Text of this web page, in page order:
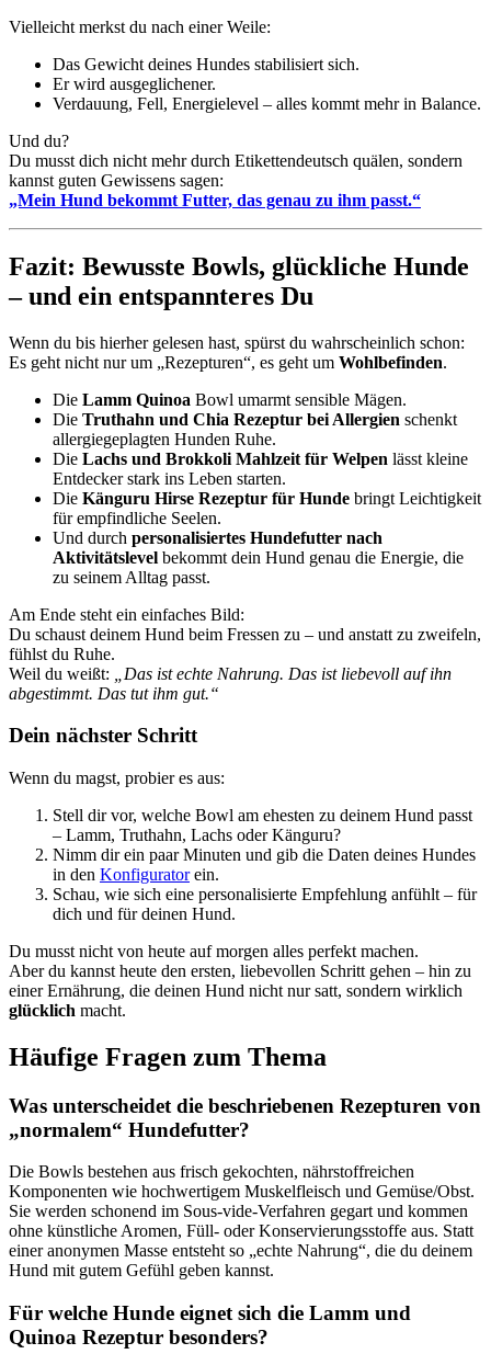
Vielleicht merkst du nach einer Weile:
Das Gewicht deines Hundes stabilisiert sich.
Er wird ausgeglichener.
Verdauung, Fell, Energielevel – alles kommt mehr in Balance.
Und du?
Du musst dich nicht mehr durch Etikettendeutsch quälen, sondern
kannst guten Gewissens sagen:
„Mein Hund bekommt Futter, das genau zu ihm passt.“
Fazit: Bewusste Bowls, glückliche Hunde
– und ein entspannteres Du
Wenn du bis hierher gelesen hast, spürst du wahrscheinlich schon:
Es geht nicht nur um „Rezepturen“, es geht um Wohlbefinden.
Die Lamm Quinoa Bowl umarmt sensible Mägen.
Die Truthahn und Chia Rezeptur bei Allergien schenkt
allergiegeplagten Hunden Ruhe.
Die Lachs und Brokkoli Mahlzeit für Welpen lässt kleine
Entdecker stark ins Leben starten.
Die Känguru Hirse Rezeptur für Hunde bringt Leichtigkeit
für empfindliche Seelen.
Und durch personalisiertes Hundefutter nach
Aktivitätslevel bekommt dein Hund genau die Energie, die
zu seinem Alltag passt.
Am Ende steht ein einfaches Bild:
Du schaust deinem Hund beim Fressen zu – und anstatt zu zweifeln,
fühlst du Ruhe.
Weil du weißt:
„Das ist echte Nahrung. Das ist liebevoll auf ihn
abgestimmt. Das tut ihm gut.“
Dein nächster Schritt
Wenn du magst, probier es aus:
Stell dir vor, welche Bowl am ehesten zu deinem Hund passt
– Lamm, Truthahn, Lachs oder Känguru?
Nimm dir ein paar Minuten und gib die Daten deines Hundes
in den Konfiguratorein.
Schau, wie sich eine personalisierte Empfehlung anfühlt – für
dich und für deinen Hund.
Du musst nicht von heute auf morgen alles perfekt machen.
Aber du kannst heute den ersten, liebevollen Schritt gehen – hin zu
einer Ernährung, die deinen Hund nicht nur satt, sondern wirklich
glücklich macht.
Häufige Fragen zum Thema
Was unterscheidet die beschriebenen Rezepturen von
„normalem“ Hundefutter?
Die Bowls bestehen aus frisch gekochten, nährstoffreichen
Komponenten wie hochwertigem Muskelfleisch und Gemüse/Obst.
Sie werden schonend im Sous-vide-Verfahren gegart und kommen
ohne künstliche Aromen, Füll- oder Konservierungsstoffe aus. Statt
einer anonymen Masse entsteht so „echte Nahrung“, die du deinem
Hund mit gutem Gefühl geben kannst.
Für welche Hunde eignet sich die Lamm und
Quinoa Rezeptur besonders?